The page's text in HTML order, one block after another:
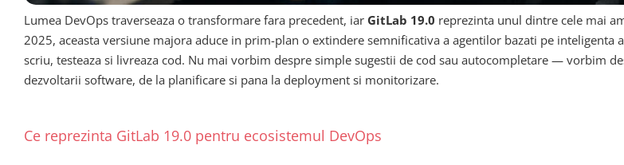
Lumea DevOps traverseaza o transformare fara precedent, iar GitLab 19.0 reprezinta unul dintre cele mai
2025, aceasta versiune majora aduce in prim-plan o extindere semnificativa a agentilor bazati pe
scriu, testeaza si livreaza cod. Nu mai vorbim despre simple sugestii de cod sau autocompletare — vorbim
dezvoltarii software, de la planificare si pana la deployment si monitorizare.
Ce reprezinta GitLab 19.0 pentru ecosistemul DevOps